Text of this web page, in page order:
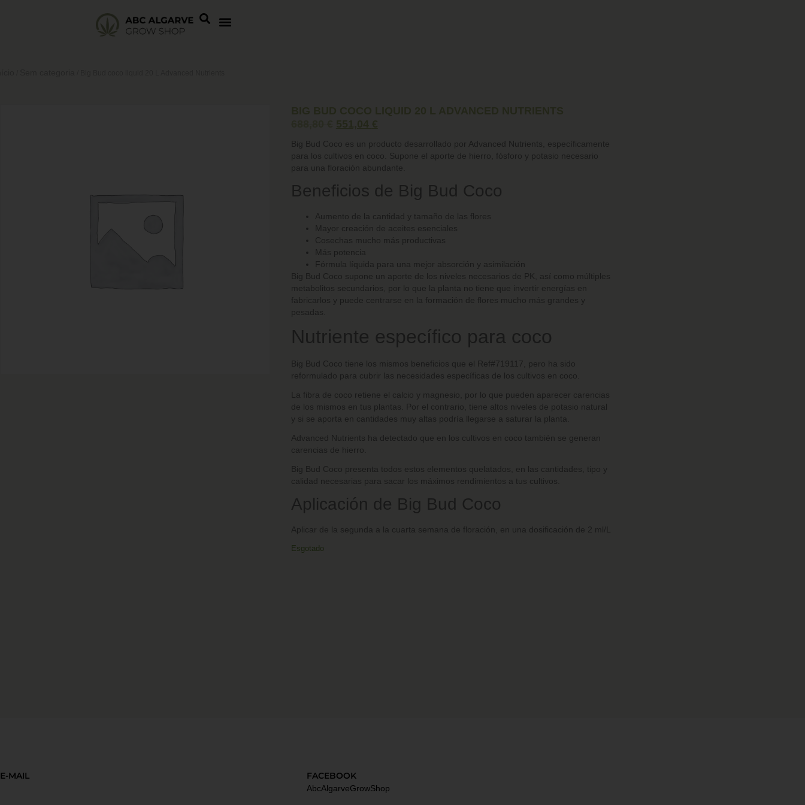
BIG BUD COCO LIQUID 20 L ADVANCED NUTRIENTS
551,04 €
Big Bud Coco es un producto desarrollado por Advanced Nutrients, específicamente
para los cultivos en coco. Supone el aporte de hierro, fósforo y potasio necesario
para una floración abundante.
Beneficios de Big Bud Coco
Aumento de la cantidad y tamaño de las flores
Mayor creación de aceites esenciales
Cosechas mucho más productivas
Más potencia
Fórmula líquida para una mejor absorción y asimilación
Big Bud Coco supone un aporte de los niveles necesarios de PK, así como múltiples
metabolitos secundarios, por lo que la planta no tiene que invertir energías en
fabricarlos y puede centrarse en la formación de flores mucho más grandes y
pesadas.
Nutriente específico para coco
Big Bud Coco tiene los mismos beneficios que el Ref#719117, pero ha sido
reformulado para cubrir las necesidades específicas de los cultivos en coco.
La fibra de coco retiene el calcio y magnesio, por lo que pueden aparecer carencias
de los mismos en tus plantas. Por el contrario, tiene altos niveles de potasio natural
y si se aporta en cantidades muy altas podría llegarse a saturar la planta.
Advanced Nutrients ha detectado que en los cultivos en coco también se generan
carencias de hierro.
Big Bud Coco presenta todos estos elementos quelatados, en las cantidades, tipo y
calidad necesarias para sacar los máximos rendimientos a tus cultivos.
Aplicación de Big Bud Coco
Aplicar de la segunda a la cuarta semana de floración, en una dosificación de 2 ml/L
Esgotado
E-MAIL FACEBOOK
AbcAlgarveGrowShop